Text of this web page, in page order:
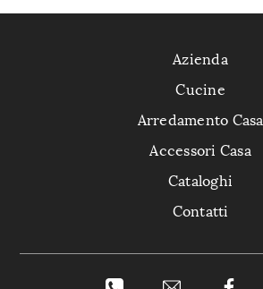
Azienda
Cucine
Arredamento Casa
Accessori Casa
Cataloghi
Contatti